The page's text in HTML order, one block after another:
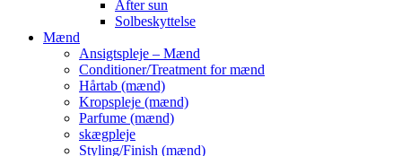
After sun
Solbeskyttelse
Mænd
Ansigtspleje – Mænd
Conditioner/Treatment for mænd
Hårtab (mænd)
Kropspleje (mænd)
Parfume (mænd)
skægpleje
Styling/Finish (mænd)